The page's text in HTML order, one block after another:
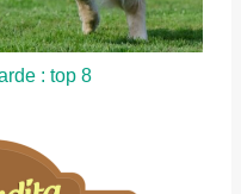
: top 8